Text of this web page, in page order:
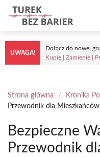
Przejdź
do
treści
UWAGA!
Dołącz do nowej
Kupię | Zamienię |
Strona główna / Kronika
Przewodnik dla
Bezpieczne
Przewodnik